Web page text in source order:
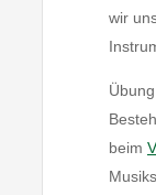
wir
beim